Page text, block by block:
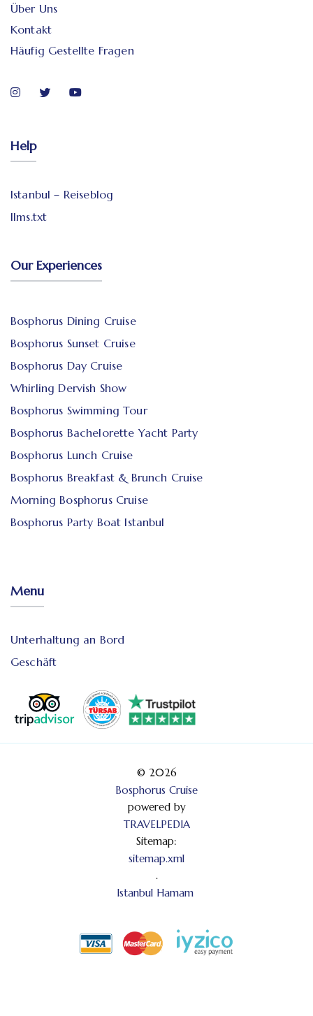
Über Uns
Kontakt
Häufig Gestellte Fragen
Help
Istanbul – Reiseblog
llms.txt
Our Experiences
Bosphorus Dining Cruise
Bosphorus Sunset Cruise
Bosphorus Day Cruise
Whirling Dervish Show
Bosphorus Swimming Tour
Bosphorus Bachelorette Yacht Party
Bosphorus Lunch Cruise
Bosphorus Breakfast & Brunch Cruise
Morning Bosphorus Cruise
Bosphorus Party Boat Istanbul
Menu
Unterhaltung an Bord
Geschäft
© 2026
Bosphorus Cruise
powered by
TRAVELPEDIA
Sitemap:
sitemap.xml
.
Istanbul Hamam